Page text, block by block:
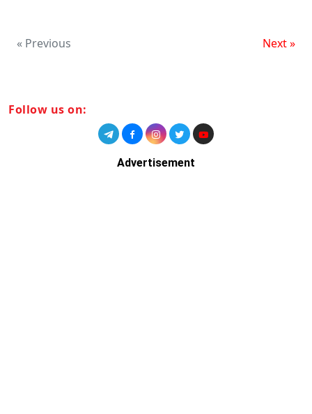
« Previous Next »
Follow us on:
Advertisement